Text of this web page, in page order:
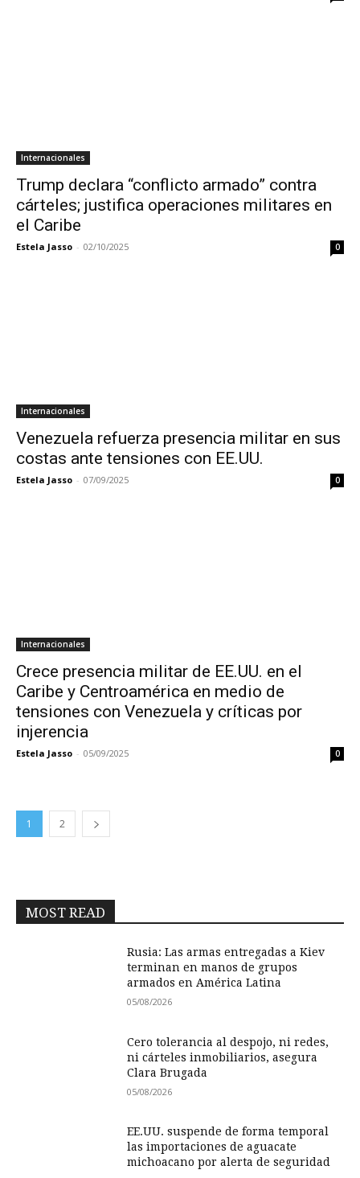
Internacionales
Trump declara “conflicto armado” contra
cárteles; justifica operaciones militares en
el Caribe
Estela Jasso - 02/10/2025 0
Internacionales
Venezuela refuerza presencia militar en sus
costas ante tensiones con EE.UU.
Estela Jasso - 07/09/2025 0
Internacionales
Crece presencia militar de EE.UU. en el
Caribe y Centroamérica en medio de
tensiones con Venezuela y críticas por
injerencia
Estela Jasso - 05/09/2025 0
1 2
MOST READ
Rusia: Las armas entregadas a Kiev
terminan en manos de grupos
armados en América Latina
05/08/2026
Cero tolerancia al despojo, ni redes,
ni cárteles inmobiliarios, asegura
Clara Brugada
05/08/2026
EE.UU. suspende de forma temporal
las importaciones de aguacate
michoacano por alerta de seguridad